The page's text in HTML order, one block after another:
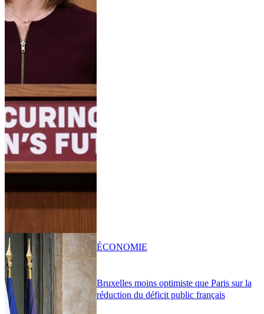
Bruxelles moins optimiste que Paris sur la
réduction du déficit public français
ÉCONOMIE